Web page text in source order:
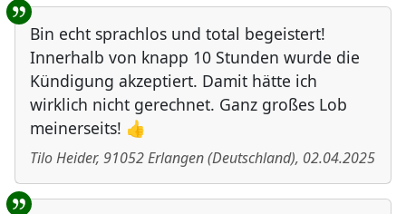
Bin echt sprachlos und total begeistert!
Innerhalb von knapp 10 Stunden wurde die
Kündigung akzeptiert. Damit hätte ich
wirklich nicht gerechnet. Ganz großes Lob
meinerseits! 👍
Tilo Heider, 91052Erlangen(Deutschland), 02.04.2025